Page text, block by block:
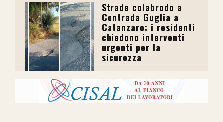
Strade colabrodo a
Contrada Guglia a
Catanzaro: i residenti
chiedono interventi
urgenti per la
sicurezza